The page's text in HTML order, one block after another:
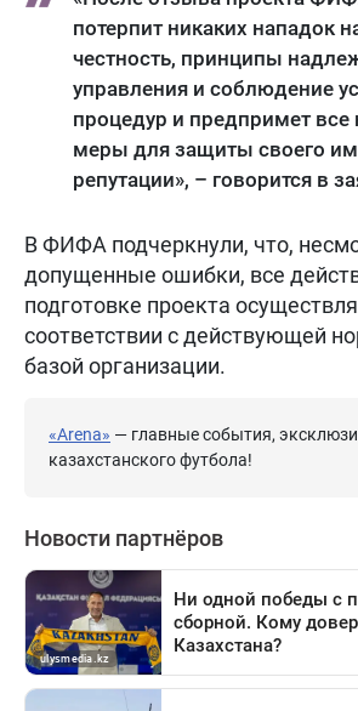
потерпит никаких нападок
честность, принципы
управления и соблюдение
процедур и предпримет
меры для защиты своего
репутации», – говорится в
В ФИФА подчеркнули, что,
допущенные ошибки, все
подготовке проекта
соответствии с действующей
базой организации.
«Arena» — главные события,
казахстанского футбола!